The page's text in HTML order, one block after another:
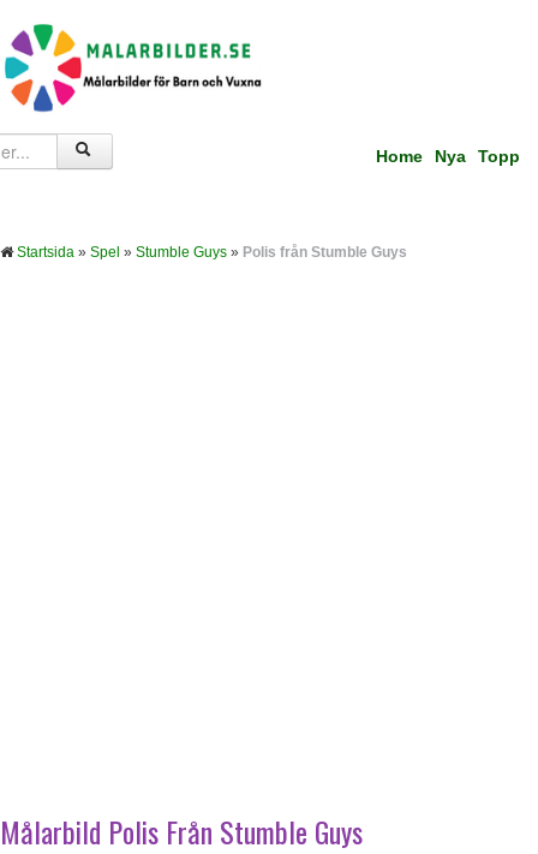
Home Nya Topp
Startsida » Spel » Stumble Guys » Polis från Stumble Guys
Målarbild Polis Från Stumble Guys